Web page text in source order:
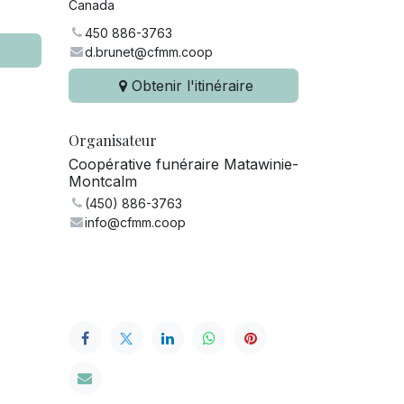
Canada
450 886-3763
d.brunet@cfmm.coop
Obtenir l'itinéraire
Organisateur
Coopérative funéraire Matawinie-
Montcalm
(450) 886-3763
info@cfmm.coop